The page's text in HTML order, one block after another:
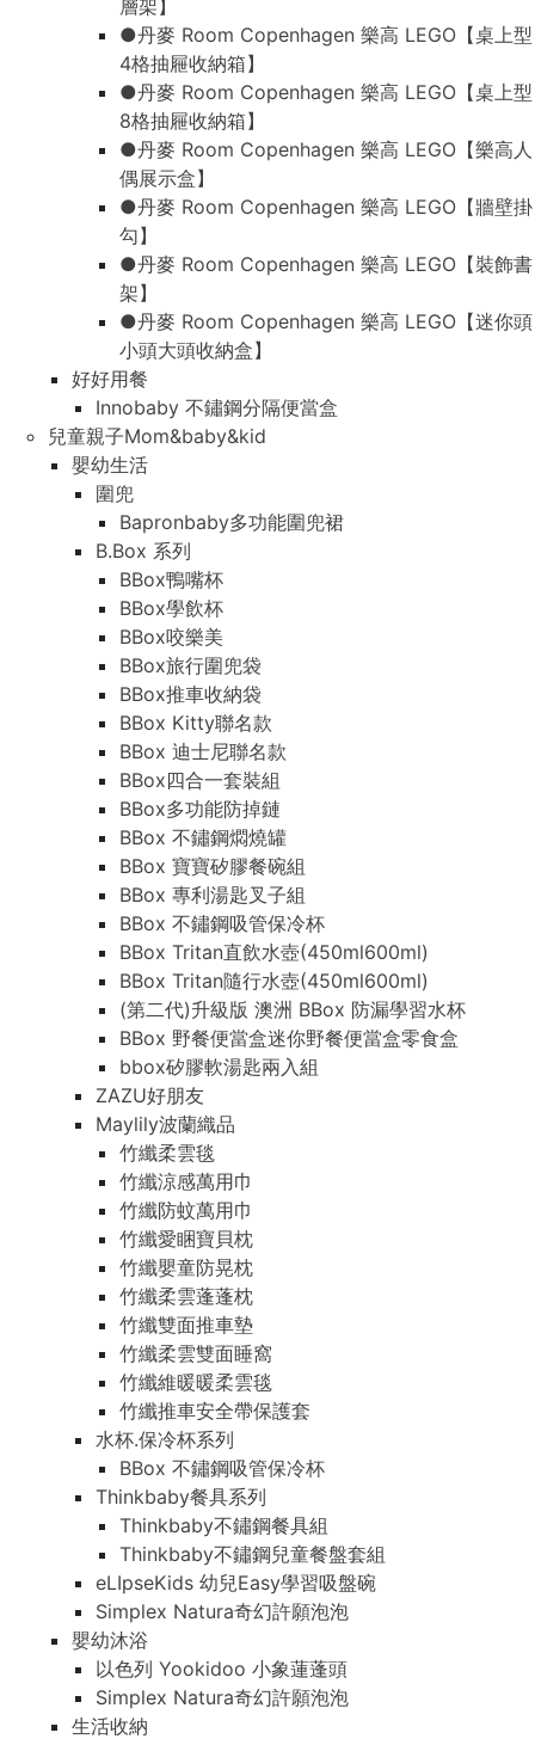
層架】
●丹麥 Room Copenhagen 樂高 LEGO【桌上型
4格抽屜收納箱】
●丹麥 Room Copenhagen 樂高 LEGO【桌上型
8格抽屜收納箱】
●丹麥 Room Copenhagen 樂高 LEGO【樂高人
偶展示盒】
●丹麥 Room Copenhagen 樂高 LEGO【牆壁掛
勾】
●丹麥 Room Copenhagen 樂高 LEGO【裝飾書
架】
●丹麥 Room Copenhagen 樂高 LEGO【迷你頭
小頭大頭收納盒】
好好用餐
Innobaby 不鏽鋼分隔便當盒
兒童親子Mom&baby&kid
嬰幼生活
圍兜
Bapronbaby多功能圍兜裙
B.Box 系列
BBox鴨嘴杯
BBox學飲杯
BBox咬樂美
BBox旅行圍兜袋
BBox推車收納袋
BBox Kitty聯名款
BBox 迪士尼聯名款
BBox四合一套裝組
BBox多功能防掉鏈
BBox 不鏽鋼燜燒罐
BBox 寶寶矽膠餐碗組
BBox 專利湯匙叉子組
BBox 不鏽鋼吸管保冷杯
BBox Tritan直飲水壺(450ml600ml)
BBox Tritan隨行水壺(450ml600ml)
(第二代)升級版 澳洲 BBox 防漏學習水杯
BBox 野餐便當盒迷你野餐便當盒零食盒
bbox矽膠軟湯匙兩入組
ZAZU好朋友
Maylily波蘭織品
竹纖柔雲毯
竹纖涼感萬用巾
竹纖防蚊萬用巾
竹纖愛睏寶貝枕
竹纖嬰童防晃枕
竹纖柔雲蓬蓬枕
竹纖雙面推車墊
竹纖柔雲雙面睡窩
竹纖維暖暖柔雲毯
竹纖推車安全帶保護套
水杯.保冷杯系列
BBox 不鏽鋼吸管保冷杯
Thinkbaby餐具系列
Thinkbaby不鏽鋼餐具組
Thinkbaby不鏽鋼兒童餐盤套組
eLIpseKids 幼兒Easy學習吸盤碗
Simplex Natura奇幻許願泡泡
嬰幼沐浴
以色列 Yookidoo 小象蓮蓬頭
Simplex Natura奇幻許願泡泡
生活收納